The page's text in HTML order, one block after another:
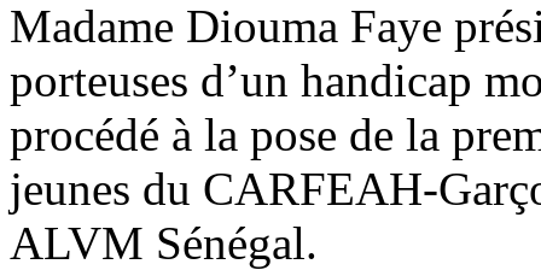
Madame Diouma Faye
porteuses d’un handicap
procédé à la pose de la
jeunes du CARFEAH-
ALVM Sénégal.